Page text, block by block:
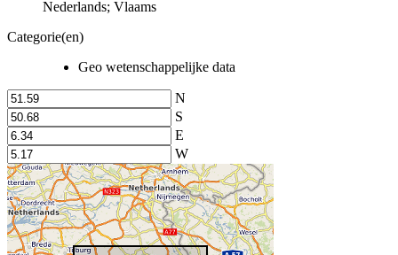
Nederlands; Vlaams
Categorie(en)
Geo wetenschappelijke data
N
S
E
W